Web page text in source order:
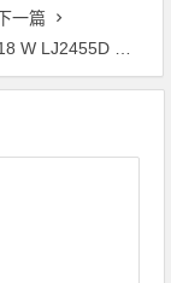
一篇
LJ2250N LJ3650DN打印机驱动安装